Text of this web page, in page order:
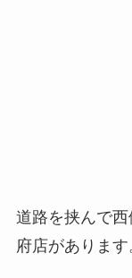
道路を挟んで
府店があります